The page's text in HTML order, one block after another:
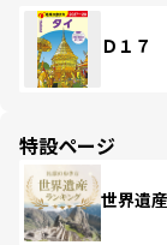
Ｄ１７
特設ページ
世界遺